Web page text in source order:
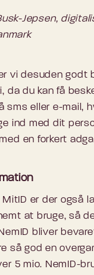
Jepsen,
vi desuden godt
da du kan få
sms eller e-mail,
ind med dit
en forkert
MitID er der også
at bruge, så
bliver
så god en
5 mio. NemID-